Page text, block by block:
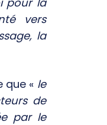
vers
la
que « le
de
par le